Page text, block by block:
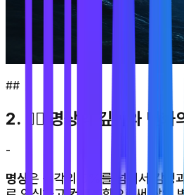
##
2. 🧘‍♂️ 명상의 깊이와 변화
-
명상 은 생각의 5%를 넘어서 감정